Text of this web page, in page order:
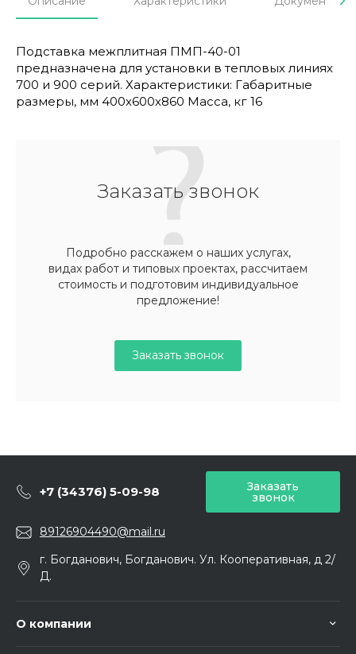
Подставка межплитная ПМП-40-01
предназначена для установки в тепловых линиях
700 и 900 серий. Характеристики: Габаритные
размеры, мм 400х600х860 Масса, кг 16
Заказать звонок
Подробно расскажем о наших услугах,
видах работ и типовых проектах, рассчитаем
стоимость и подготовим индивидуальное
предложение!
Заказать звонок
+7 (34376) 5-09-98 Заказать
звонок
89126904490@mail.ru
г. Богданович, Богданович. Ул. Кооперативная, д 2/
Д.
О компании